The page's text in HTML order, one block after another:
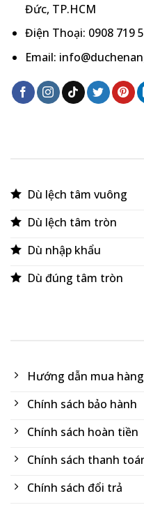
Đức, TP.HCM
Điện Thoại: 0908 719
Email:
Dù lệch tâm vuông
Dù lệch tâm tròn
Dù nhập khẩu
Dù đúng tâm tròn
Hướng dẫn mua hàng
Chính sách bảo hành
Chính sách hoàn tiền
Chính sách thanh
Chính sách đổi trả